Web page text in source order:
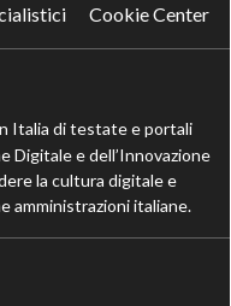
Cookie Center
Italia di testate e portali
Digitale e dell’Innovazione
la cultura digitale e
amministrazioni italiane.